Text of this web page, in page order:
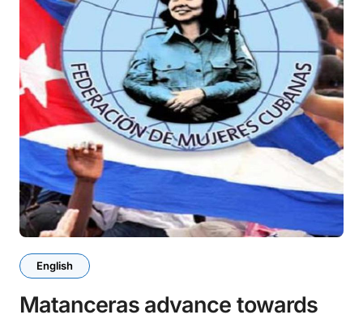
English
Matanceras advance towards